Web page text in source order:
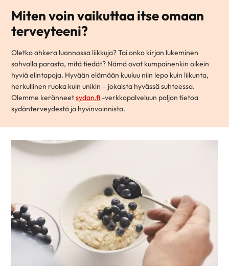
Miten voin vaikuttaa itse omaan
terveyteeni?
Oletko ahkera luonnossa liikkuja? Tai onko kirjan lukeminen
sohvalla parasta, mitä tiedät? Nämä ovat kumpainenkin oikein
hyviä elintapoja. Hyvään elämään kuuluu niin lepo kuin liikunta,
herkullinen ruoka kuin unikin – jokaista hyvässä suhteessa.
Olemme keränneetsydan.fi -verkkopalveluun paljon tietoa
sydänterveydestä ja hyvinvoinnista.